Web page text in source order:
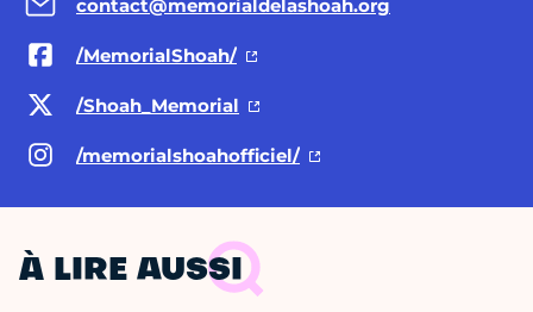
contact@memorialdelashoah.org
/MemorialShoah/
/Shoah_Memorial
/memorialshoahofficiel/
À LIRE AUSSI